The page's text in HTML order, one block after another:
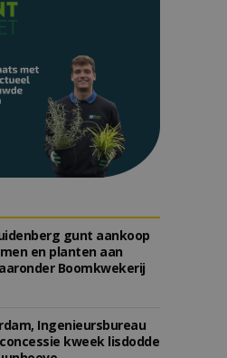
gunt aankoop
en planten aan
Boomkwekerij
Ingenieursbureau
kweek lisdodde